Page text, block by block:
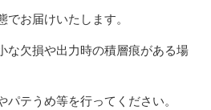
お届けいたします。
な欠損や出力時の積層痕がある場
テうめ等を行ってください。